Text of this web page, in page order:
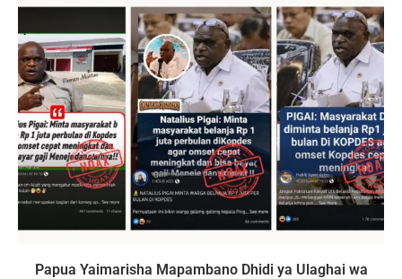
Papua Yaimarisha Mapambano Dhidi ya Ulaghai wa